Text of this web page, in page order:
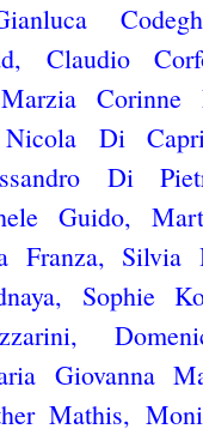
Claudio
Corinne
Nicola Di
Di
Guido,
Franza, Silvia
Sophie
Giovanna
Mathis,